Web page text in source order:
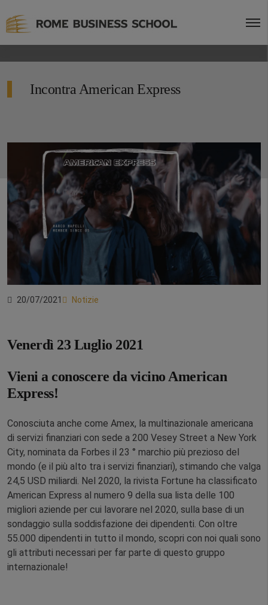
Incontra American Express
20/07/2021 Notizie
Venerdì 23 Luglio 2021
Vieni a conoscere da vicino American
Express!
Conosciuta anche come Amex, la multinazionale americana
di servizi finanziari con sede a 200 Vesey Street a New York
City, nominata da Forbes il 23 ° marchio più prezioso del
mondo (e il più alto tra i servizi finanziari), stimando che valga
24,5 USD miliardi. Nel 2020, la rivista Fortune ha classificato
American Express al numero 9 della sua lista delle 100
migliori aziende per cui lavorare nel 2020, sulla base di un
sondaggio sulla soddisfazione dei dipendenti. Con oltre
55.000 dipendenti in tutto il mondo, scopri con noi quali sono
gli attributi necessari per far parte di questo gruppo
internazionale!